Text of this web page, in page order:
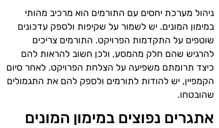
ניהול מערכת יחסים עם התורמים הוא מרכיב מהותי
במימון המונים. יש לשמור על שקיפות ולספק עדכונים
שוטפים על התקדמות הפרויקט. התורמים צריכים
להרגיש שהם חלק מהמסע, ולכן חשוב להראות להם
כיצד תרומתם משפיעה על הצלחת הפרויקט. לאחר סיום
הקמפיין, יש להודות לתורמים ולספק להם את התגמולים
שהובטחו.
אתגרים נפוצים במימון המונים